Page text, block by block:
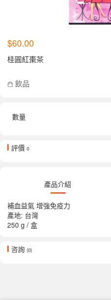
$60.00
桂圓紅棗茶
飲品
數量
評價 0
產品介紹
補血益氣 增強免疫力
產地: 台灣
250 g / 盒
咨詢 (0)